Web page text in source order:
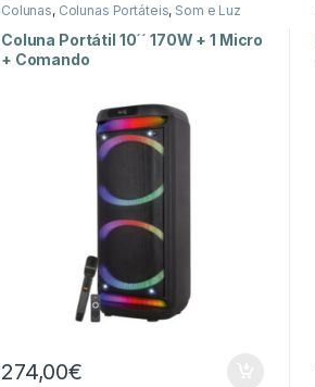
Colunas, Colunas Portáteis, Som e Luz
Coluna Portátil 10´´ 170W + 1 Micro
+ Comando
274,00€